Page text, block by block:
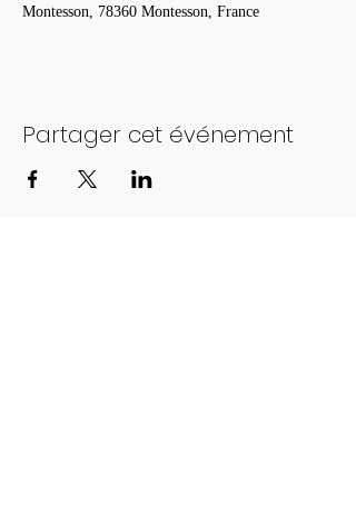
Montesson, 78360 Montesson, France
Partager cet événement